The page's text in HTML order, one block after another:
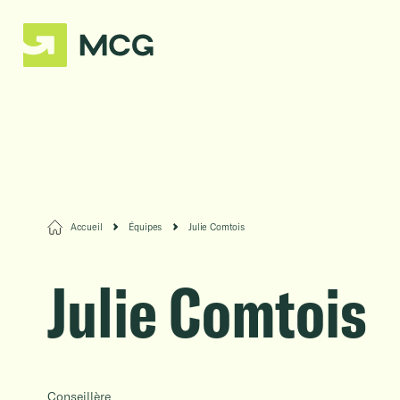
Accueil Équipes Julie Comtois
Julie Comtois
Conseillère